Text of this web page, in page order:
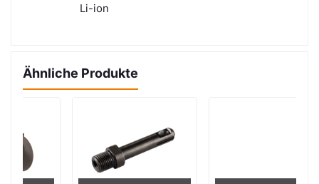
Li-ion
Ähnliche Produkte